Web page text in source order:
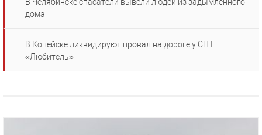
дома
В Копейске ликвидируют провал на дороге у СНТ
«Любитель»